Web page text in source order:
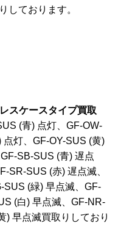
しております。
スケースタイプ買取
(青) 点灯、GF-OW-
灯、GF-OY-SUS (黄)
SB-SUS (青) 遅点
SR-SUS (赤) 遅点滅、
SUS (緑) 早点滅、GF-
(白) 早点滅、GF-NR-
) 早点滅買取りしており